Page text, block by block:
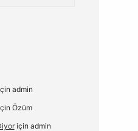
admin
Özüm
için admin